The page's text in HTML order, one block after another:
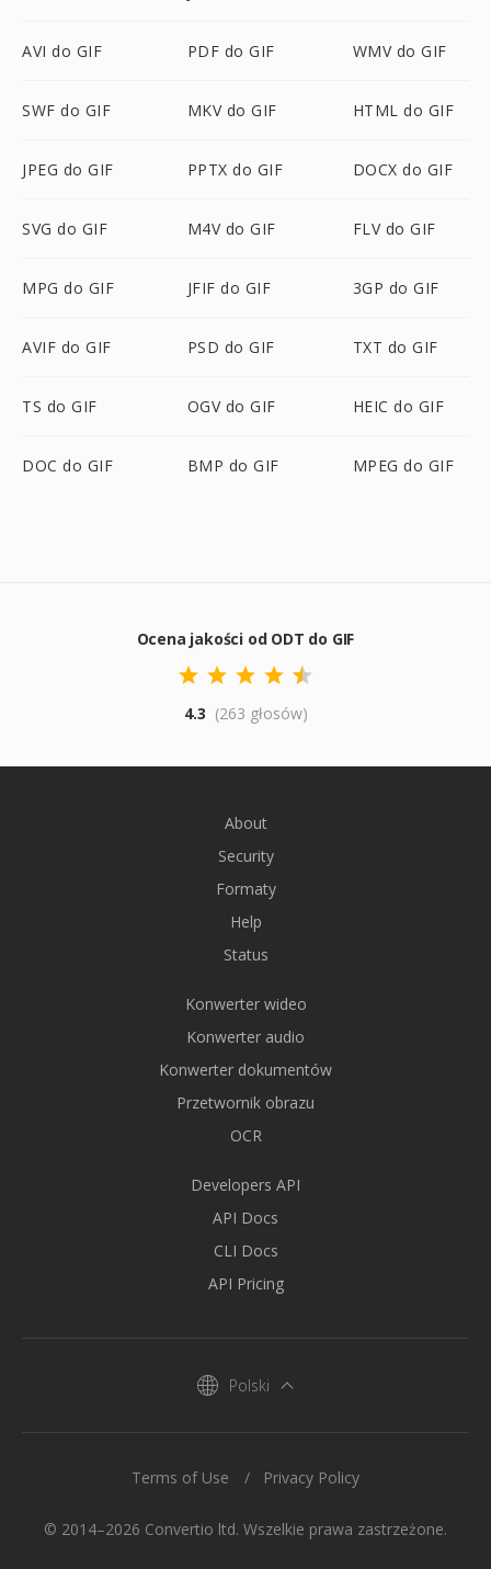
AVI do GIF PDF do GIF WMV do GIF
SWF do GIF MKV do GIF HTML do GIF
JPEG do GIF PPTX do GIF DOCX do GIF
SVG do GIF M4V do GIF FLV do GIF
MPG do GIF JFIF do GIF 3GP do GIF
AVIF do GIF PSD do GIF TXT do GIF
TS do GIF OGV do GIF HEIC do GIF
DOC do GIF BMP do GIF MPEG do GIF
Ocena jakości od ODT do GIF
4.3 (263 głosów)
About
Security
Formaty
Help
Status
Konwerter wideo
Konwerter audio
Konwerter dokumentów
Przetwornik obrazu
OCR
Developers API
API Docs
CLI Docs
API Pricing
Polski
© 2014–2026 Convertio ltd. Wszelkie prawa zastrzeżone.
Terms of Use Privacy Policy